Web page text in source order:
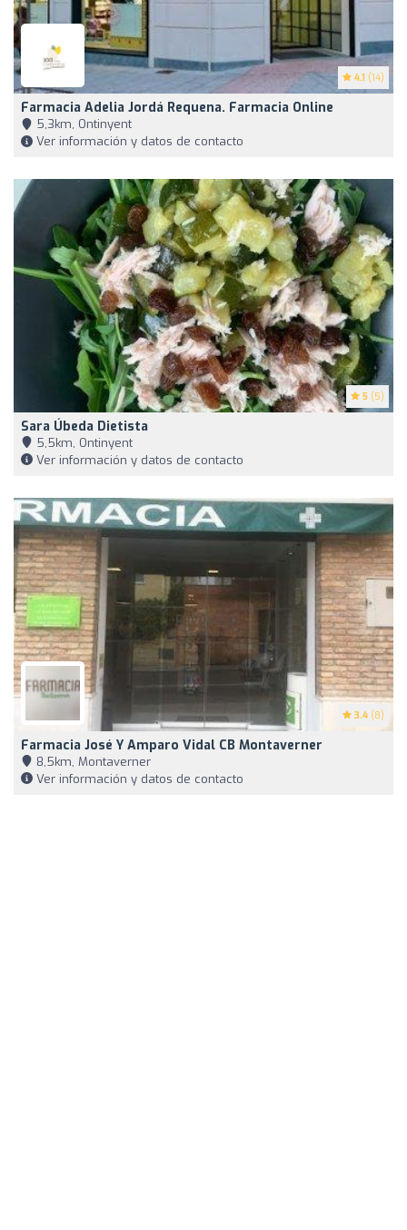
4.1 (14)
Farmacia Adelia Jordá Requena. Farmacia Online
5,3km, Ontinyent
Ver información y datos de contacto
5 (5)
Sara Úbeda Dietista
5,5km, Ontinyent
Ver información y datos de contacto
3.4 (8)
Farmacia José Y Amparo Vidal CB Montaverner
8,5km, Montaverner
Ver información y datos de contacto